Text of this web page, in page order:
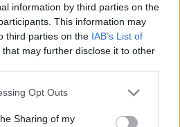
information by third parties on the
This information may
third parties on the IAB’s List of
that may further disclose it to other
app uses one or more Google
behaviour. You may click to
Opt Outs
Sharing of my